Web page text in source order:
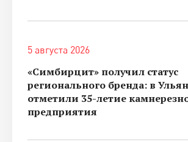
5 августа 2026
«Симбирцит» получил статус
регионального бренда: в
отметили 35-летие
предприятия